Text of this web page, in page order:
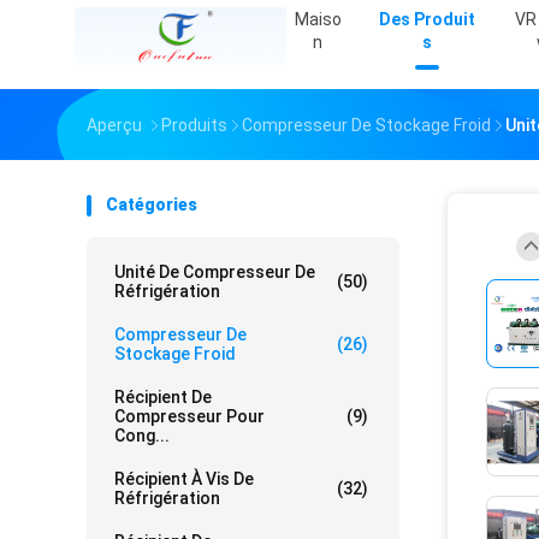
Maiso
N
Des Produit
S
Aperçu Produits Compresseur De Stockage Froid
Catégories
Unité De Compresseur De
Réfrigération
(50)
Compresseur De
Stockage Froid
(26)
Récipient De
Compresseur Pour
Cong...
(9)
Récipient À Vis De
Réfrigération
(32)